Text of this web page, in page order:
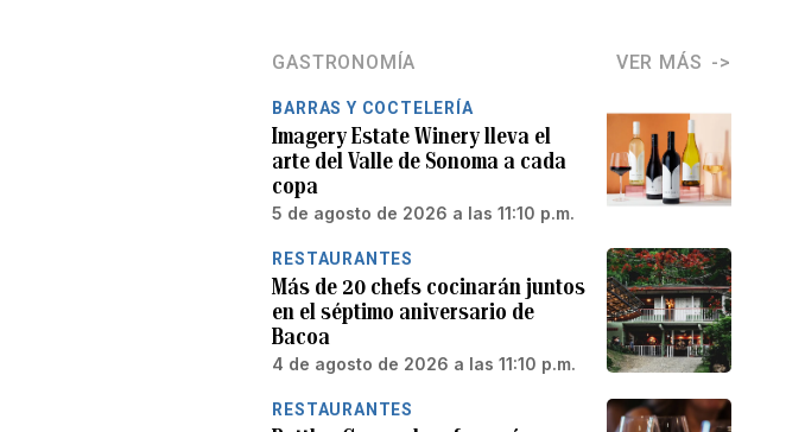
GASTRONOMÍA VER MÁS
BARRAS Y COCTELERÍA
Imagery Estate Winery lleva el
arte del Valle de Sonoma a cada
copa
5 de agosto de 2026 a las 11:10 p.m.
RESTAURANTES
Más de 20 chefs cocinarán juntos
en el séptimo aniversario de
Bacoa
4 de agosto de 2026 a las 11:10 p.m.
RESTAURANTES